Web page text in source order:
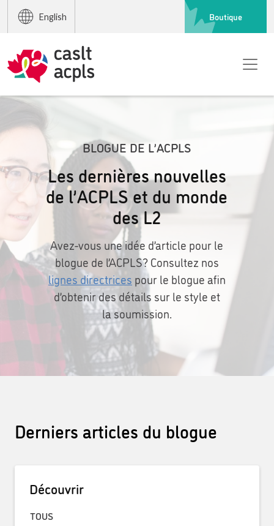
English Boutique
BLOGUE DE L’ACPLS
Les dernières nouvelles
de l’ACPLS et du monde
des L2
Avez-vous une idée d’article pour le
blogue de l’ACPLS? Consultez nos
lignes directrices pour le blogue afin
d’obtenir des détails sur le style et
la soumission.
Derniers articles du blogue
Découvrir
TOUS